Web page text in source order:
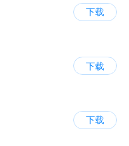
下载
下载
下载